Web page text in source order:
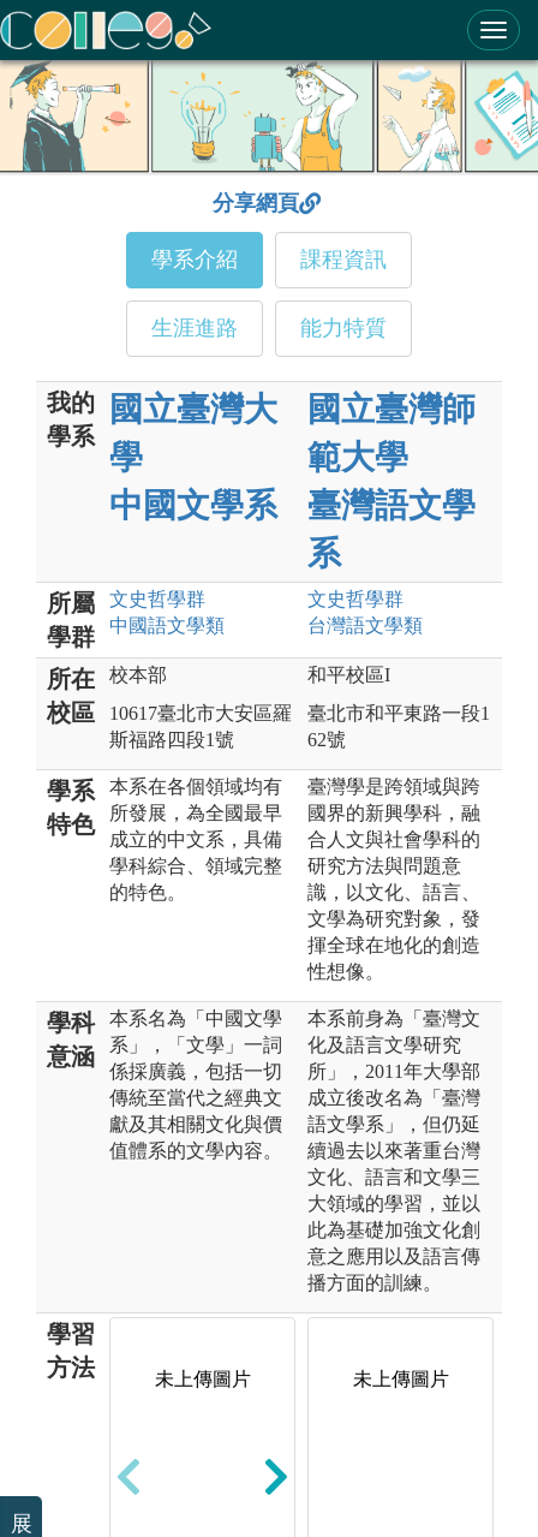
ColleGo! 大學選才與高中育才輔助系統
分享網頁
學系介紹 課程資訊
生涯進路 能力特質
我的
學系
國立臺灣大
學
中國文學系
國立臺灣師
範大學
臺灣語文學
系
所屬
學群
文史哲學群
中國語文學類
文史哲學群
台灣語文學類
所在
校區
校本部
10617臺北市大安區羅
斯福路四段1號
和平校區I
臺北市和平東路一段1
62號
學系
特色
本系在各個領域均有
所發展，為全國最早
成立的中文系，具備
學科綜合、領域完整
的特色。
臺灣學是跨領域與跨
國界的新興學科，融
合人文與社會學科的
研究方法與問題意
識，以文化、語言、
文學為研究對象，發
揮全球在地化的創造
性想像。
學科
意涵
本系名為「中國文學
系」，「文學」一詞
係採廣義，包括一切
傳統至當代之經典文
獻及其相關文化與價
值體系的文學內容。
本系前身為「臺灣文
化及語言文學研究
所」，2011年大學部
成立後改名為「臺灣
語文學系」，但仍延
續過去以來著重台灣
文化、語言和文學三
大領域的學習，並以
此為基礎加強文化創
意之應用以及語言傳
播方面的訓練。
學習
方法
未上傳圖片 未上傳圖片
未上傳圖片
展